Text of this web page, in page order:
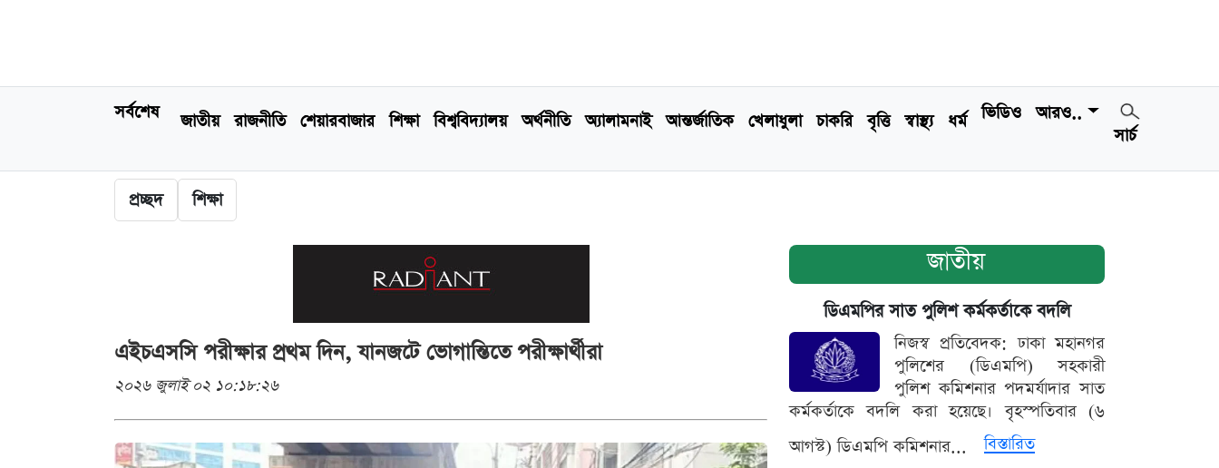
সর্বশেষ জাতীয় রাজনীতি শেয়ারবাজার শিক্ষা বিশ্ববিদ্যালয় অর্থনীতি অ্যালামনাই আন্তর্জাতিক খেলাধুলা চাকরি বৃত্তি স্বাস্থ্য ধর্ম ভিডিও
আরও..
সার্চ
প্রচ্ছদ শিক্ষা
এইচএসসি পরীক্ষার প্রথম দিন, যানজটে ভোগান্তিতে পরীক্ষার্থীরা
২০২৬ জুলাই ০২ ১০:১৮:২৬
জাতীয়
ডিএমপির সাত পুলিশ কর্মকর্তাকে বদলি
নিজস্ব প্রতিবেদক: ঢাকা মহানগর
পুলিশের (ডিএমপি) সহকারী
পুলিশ কমিশনার পদমর্যাদার সাত
কর্মকর্তাকে বদলি করা হয়েছে। বৃহস্পতিবার (৬
আগস্ট) ডিএমপি কমিশনার...
বিস্তারিত